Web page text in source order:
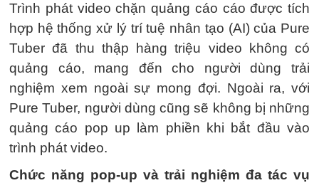
Trình phát video chặn quảng cáo cáo được tích
hợp hệ thống xử lý trí tuệ nhân tạo (AI) của Pure
Tuber đã thu thập hàng triệu video không có
quảng cáo, mang đến cho người dùng trải
nghiệm xem ngoài sự mong đợi. Ngoài ra, với
Pure Tuber, người dùng cũng sẽ không bị những
quảng cáo pop up làm phiền khi bắt đầu vào
trình phát video.
Chức năng pop-up và trải nghiệm đa tác vụ